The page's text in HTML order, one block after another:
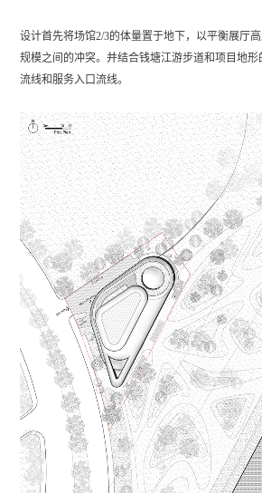
设计首先将场馆2/3的体量置于地下，以平衡展厅
规模之间的冲突。并结合钱塘江游步道和项目地形
流线和服务入口流线。